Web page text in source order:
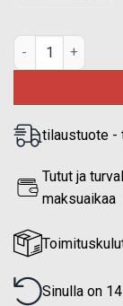
PGD FRAG
tilaustuote -
Tutut ja
maksuaikaa
Sinulla on